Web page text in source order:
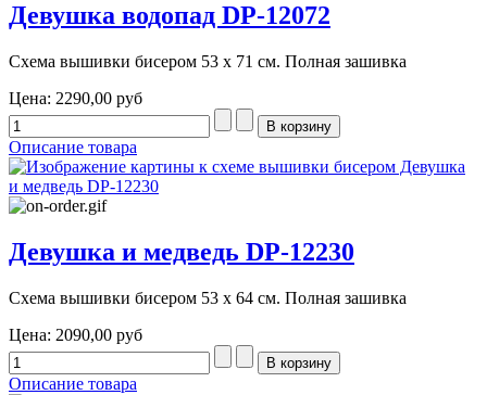
Девушка водопад DP-12072
Схема вышивки бисером 53 х 71 см. Полная зашивка
Цена: 2290,00 руб
Описание товара
Девушка и медведь DP-12230
Схема вышивки бисером 53 х 64 см. Полная зашивка
Цена: 2090,00 руб
Описание товара